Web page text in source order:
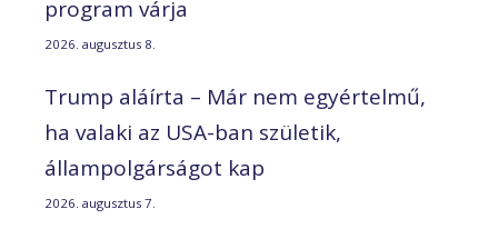
program várja
2026. augusztus 8.
Trump aláírta – Már nem egyértelmű,
ha valaki az USA-ban születik,
állampolgárságot kap
2026. augusztus 7.